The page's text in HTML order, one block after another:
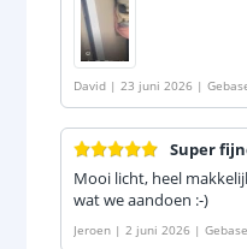
David | 23 juni 2026 |
Super
Mooi licht, heel
wat we aandoen :-)
Jeroen | 2 juni 2026 |